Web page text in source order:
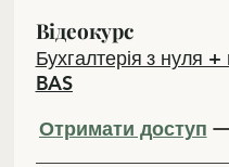
Відеокурс
Бухгалтерія з нуля +
BAS
Отримати доступ